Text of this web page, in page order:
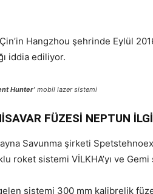
Hangzhou şehrinde Eylül
iddia ediliyor.
Hunter’mobil lazer sistemi
FÜZESİ NEPTUN
Savunma şirketi
roket sistemi VİLKHA’yı ve
gelen sistemi 300 mm kalibrelik